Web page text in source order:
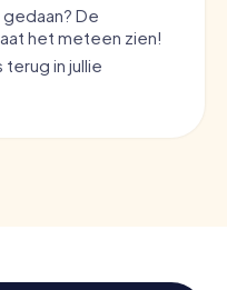
De
het meteen zien!
terug in jullie